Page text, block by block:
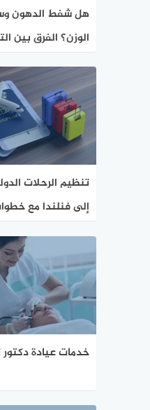
هل شفط الدهون
الوزن؟ الفرق بين
تنظيم الرحلات
إلى فنلندا مع
خدمات عيادة